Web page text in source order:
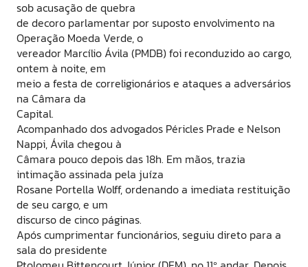
sob acusação de quebra
de decoro parlamentar por suposto envolvimento na
Operação Moeda Verde, o
vereador Marcílio Ávila (PMDB) foi reconduzido ao cargo,
ontem à noite, em
meio a festa de correligionários e ataques a adversários
na Câmara da
Capital.
Acompanhado dos advogados Péricles Prade e Nelson
Nappi, Ávila chegou à
Câmara pouco depois das 18h. Em mãos, trazia
intimação assinada pela juíza
Rosane Portella Wolff, ordenando a imediata restituição
de seu cargo, e um
discurso de cinco páginas.
Após cumprimentar funcionários, seguiu direto para a
sala do presidente